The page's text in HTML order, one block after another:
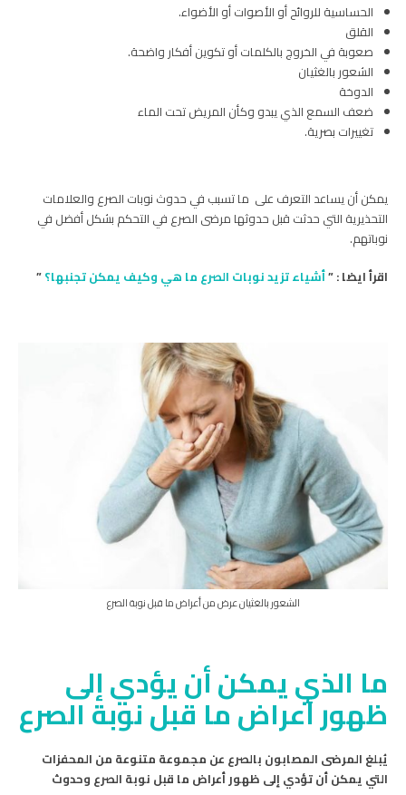
الحساسية للروائح أو الأصوات أو الأضواء.
القلق
صعوبة في الخروج بالكلمات أو تكوين أفكار واضحة.
الشعور بالغثيان
الدوخة
ضعف السمع الذي يبدو وكأن المريض تحت الماء
تغييرات بصرية.
يمكن أن يساعد التعرف على ما تسبب في حدوث نوبات الصرع والعلامات
التحذيرية التي حدثت قبل حدوثها مرضى الصرع في التحكم بشكل أفضل في
نوباتهم.
اقرأ ايضا : ”أشياء تزيد نوبات الصرع ما هي وكيف يمكن تجنبها؟”
الشعور بالغثيان عرض من أعراض ما قبل نوبة الصرع
ما الذي يمكن أن يؤدي إلى
ظهور أعراض ما قبل نوبة الصرع
يُبلغ المرضى المصابون بالصرع عن مجموعة متنوعة من المحفزات
التي يمكن أن تؤدي إلى ظهور أعراض ما قبل نوبة الصرع وحدوث